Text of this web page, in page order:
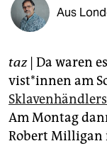
fragen & hilfe
abo
genossenschaft
epaper login
Aus
taz| Da waren
vist*innen am
Am Montag
Robert Milligan